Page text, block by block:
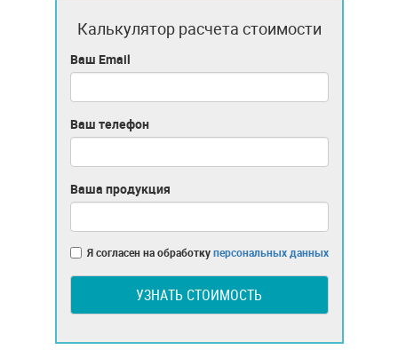
Калькулятор расчета стоимости
Ваш Email
Ваш телефон
Ваша продукция
Я согласен на обработкуперсональных данных
УЗНАТЬ СТОИМОСТЬ